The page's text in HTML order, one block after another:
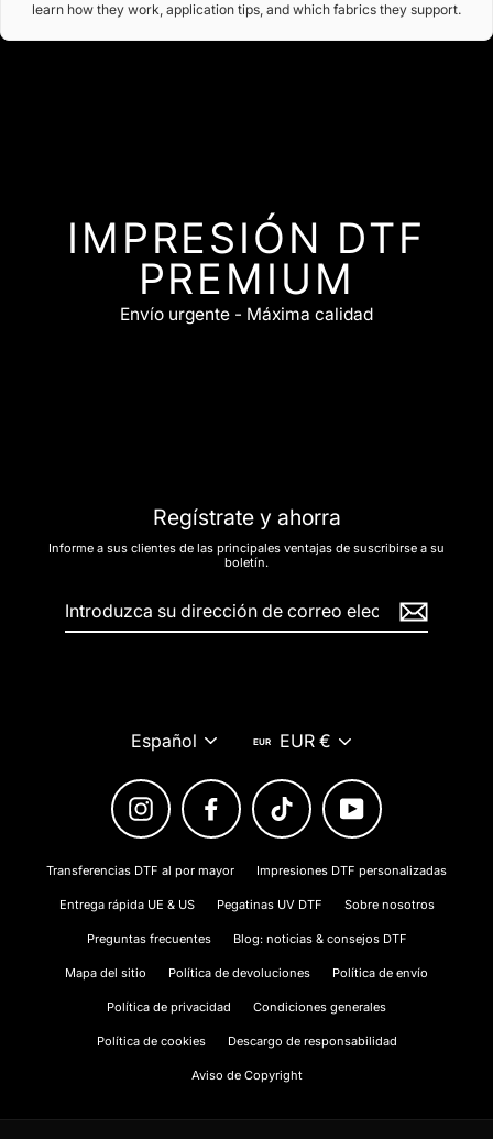
learn how they work, application tips, and which fabrics they support.
IMPRESIÓN DTF
PREMIUM
Envío urgente - Máxima calidad
Regístrate y ahorra
Informe a sus clientes de las principales ventajas de suscribirse a su
boletín.
Español EUR €
Instagram Facebook TikTok YouTube
Transferencias DTF al por mayor Impresiones DTF personalizadas
Entrega rápida UE & US Pegatinas UV DTF Sobre nosotros
Preguntas frecuentes Blog: noticias & consejos DTF
Mapa del sitio Política de devoluciones Política de envío
Política de privacidad Condiciones generales
Política de cookies Descargo de responsabilidad
Aviso de Copyright
English